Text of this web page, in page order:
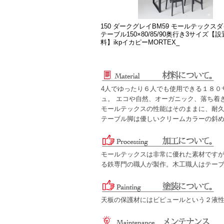
150 ダークグレイBM59 モールテックス
テーブル150×80/85/90奥行き3サイズ【設
料】ikpイカピーMORTEX_
4人でゆったり６人でも使用できる１８
ュ。 エコや自然、オーガニック、落ち
モールテックスの性能はそのままに、耐
テーブル脚は優しいクリームカラーの斜
モールテックスは非常に優れた素材です
る鉄専門の職人が製作。木工職人はテー
天板の保護材にはビピュールという２液